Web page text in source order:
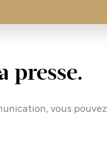
presse.
vous pouvez